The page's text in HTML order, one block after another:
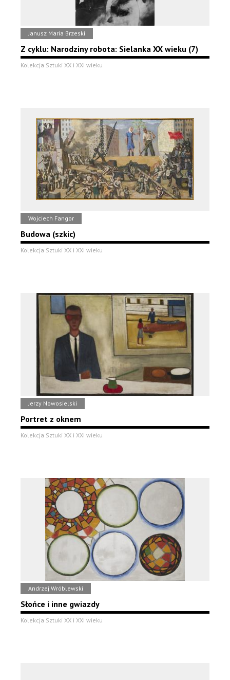
Janusz Maria Brzeski
Z cyklu: Narodziny robota: Sielanka XX wieku (7)
Kolekcja Sztuki XX i XXI wieku
Wojciech Fangor
Budowa (szkic)
Kolekcja Sztuki XX i XXI wieku
Jerzy Nowosielski
Portret z oknem
Kolekcja Sztuki XX i XXI wieku
Andrzej Wróblewski
Słońce i inne gwiazdy
Kolekcja Sztuki XX i XXI wieku